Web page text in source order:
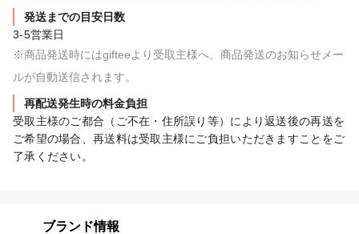
発送までの目安日数
3-5営業日
※商品発送時にはgifteeより受取主様へ、商品発送のお知らせメー
ルが自動送信されます。
再配送発生時の料金負担
受取主様のご都合（ご不在・住所誤り等）により返送後の再送を
ご希望の場合、再送料は受取主様にご負担いただきますことをご
了承ください。
ブランド情報